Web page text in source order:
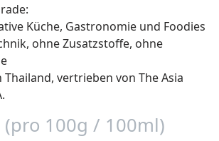
Küche, Gastronomie und Foodies
ohne Zusatzstoffe, ohne
vertrieben von The Asia
100g / 100ml)